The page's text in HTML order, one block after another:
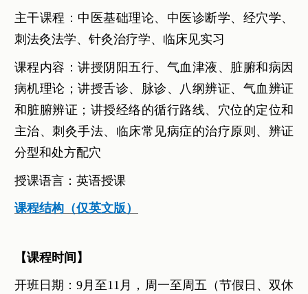
主干课程：中医基础理论、中医诊断学、经穴学、
刺法灸法学、针灸治疗学、临床见实习
课程内容：讲授阴阳五行、气血津液、脏腑和病因
病机理论；讲授舌诊、脉诊、八纲辨证、气血辨证
和脏腑辨证；讲授经络的循行路线、穴位的定位和
主治、刺灸手法、临床常见病症的治疗原则、辨证
分型和处方配穴
授课语言：英语授课
课程结构（仅英文版）
【课程时间】
开班日期：9月至11月，周一至周五（节假日、双休